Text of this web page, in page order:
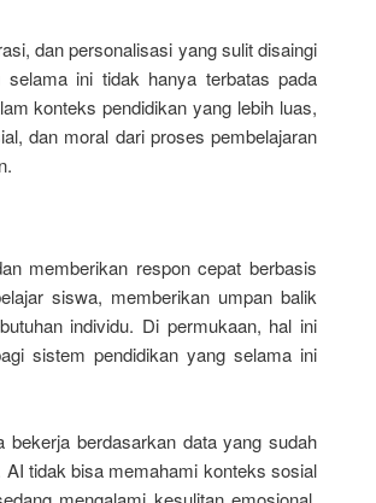
dan personalisasi yang sulit disaingi
ini tidak hanya terbatas pada
konteks pendidikan yang lebih luas,
dan moral dari proses pembelajaran
memberikan respon cepat berbasis
siswa, memberikan umpan balik
individu. Di permukaan, hal ini
sistem pendidikan yang selama ini
berdasarkan data yang sudah
tidak bisa memahami konteks sosial